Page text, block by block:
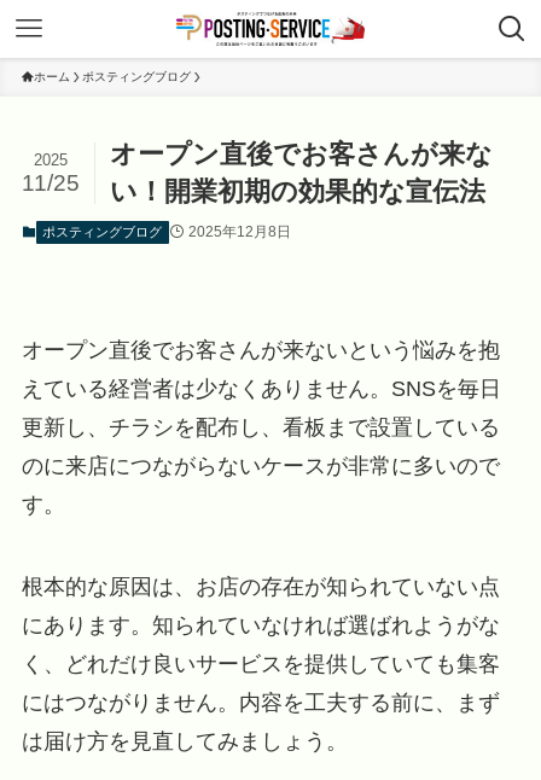
ホーム ポスティングブログ
オープン直後でお客さんが来な
い！開業初期の効果的な宣伝法
2025
11/25
ポスティングブログ 2025年12月8日
オープン直後でお客さんが来ないという悩みを抱
えている経営者は少なくありません。SNSを毎日
更新し、チラシを配布し、看板まで設置している
のに来店につながらないケースが非常に多いので
す。
根本的な原因は、お店の存在が知られていない点
にあります。知られていなければ選ばれようがな
く、どれだけ良いサービスを提供していても集客
にはつながりません。内容を工夫する前に、まず
は届け方を見直してみましょう。